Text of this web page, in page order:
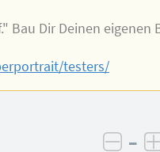
Bau Dir Deinen eigenen
testers/
–